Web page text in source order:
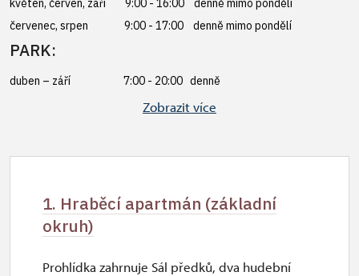
červenec, srpen 9:00 - 17:00 denně mimo pondělí
PARK:
duben – září 7:00 - 20:00 denně
říjen – březen 8:00 - 17:00 denně
Zobrazit více
1. Hraběcí apartmán (základní
okruh)
Prohlídka zahrnuje Sál předků, dva hudební